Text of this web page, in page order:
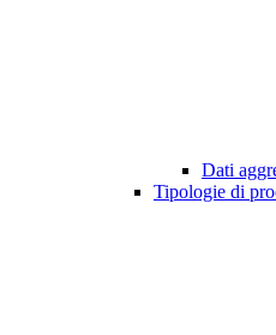
Dati
Tipologie di